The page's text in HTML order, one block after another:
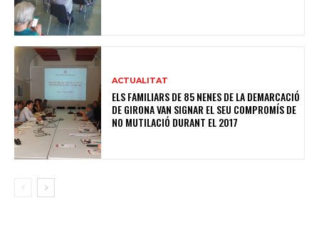
ACTUALITAT
ELS FAMILIARS DE 85 NENES DE LA DEMARCACIÓ
DE GIRONA VAN SIGNAR EL SEU COMPROMÍS DE
NO MUTILACIÓ DURANT EL 2017